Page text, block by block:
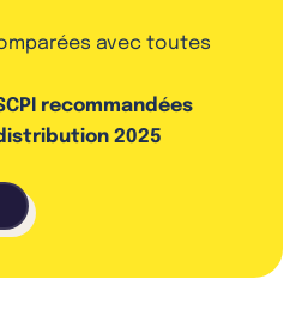
avec toutes
recommandées
2025